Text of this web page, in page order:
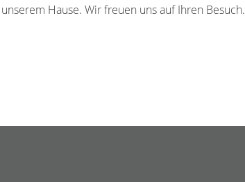
unserem Hause. Wir freuen uns auf Ihren Besuch.